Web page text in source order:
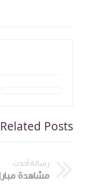
Related Posts
رسالة أحدث